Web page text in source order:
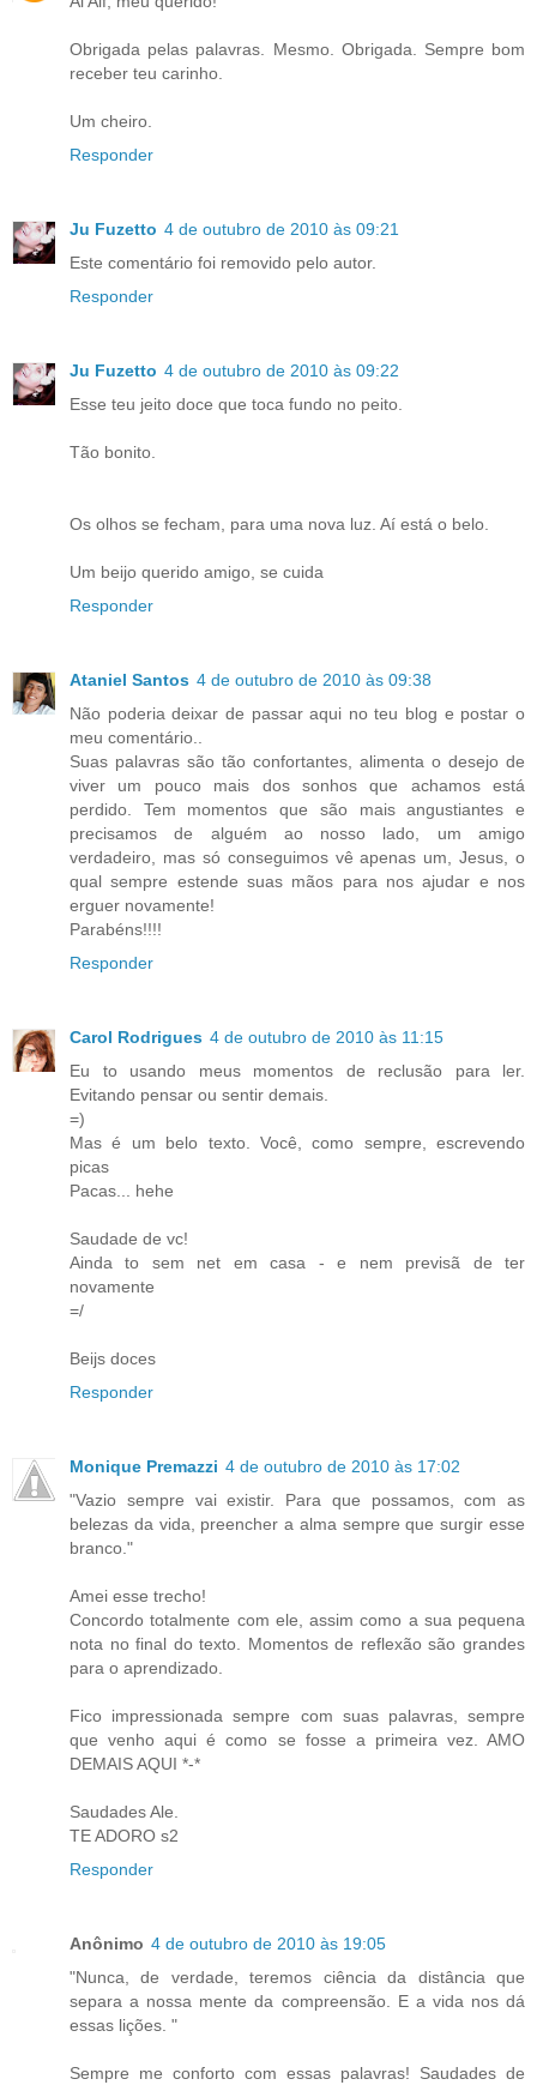
Obrigada pelas palavras. Mesmo. Obrigada. Sempre bom
receber teu carinho.
Um cheiro.
Responder
Ju Fuzetto 4 de outubro de 2010 às 09:21
Este comentário foi removido pelo autor.
Responder
Ju Fuzetto 4 de outubro de 2010 às 09:22
Esse teu jeito doce que toca fundo no peito.
Tão bonito.
Os olhos se fecham, para uma nova luz. Aí está o belo.
Um beijo querido amigo, se cuida
Responder
Ataniel Santos 4 de outubro de 2010 às 09:38
Não poderia deixar de passar aqui no teu blog e postar o
meu comentário..
Suas palavras são tão confortantes, alimenta o desejo de
viver um pouco mais dos sonhos que achamos está
perdido. Tem momentos que são mais angustiantes e
precisamos de alguém ao nosso lado, um amigo
verdadeiro, mas só conseguimos vê apenas um, Jesus, o
qual sempre estende suas mãos para nos ajudar e nos
erguer novamente!
Parabéns!!!!
Responder
Carol Rodrigues 4 de outubro de 2010 às 11:15
Eu to usando meus momentos de reclusão para ler.
Evitando pensar ou sentir demais.
=)
Mas é um belo texto. Você, como sempre, escrevendo
picas
Pacas... hehe
Saudade de vc!
Ainda to sem net em casa - e nem previsã de ter
novamente
=/
Beijs doces
Responder
Monique Premazzi 4 de outubro de 2010 às 17:02
"Vazio sempre vai existir. Para que possamos, com as
belezas da vida, preencher a alma sempre que surgir esse
branco."
Amei esse trecho!
Concordo totalmente com ele, assim como a sua pequena
nota no final do texto. Momentos de reflexão são grandes
para o aprendizado.
Fico impressionada sempre com suas palavras, sempre
que venho aqui é como se fosse a primeira vez. AMO
DEMAIS AQUI *-*
Saudades Ale.
TE ADORO s2
Responder
Anônimo 4 de outubro de 2010 às 19:05
"Nunca, de verdade, teremos ciência da distância que
separa a nossa mente da compreensão. E a vida nos dá
essas lições. "
Sempre me conforto com essas palavras! Saudades de